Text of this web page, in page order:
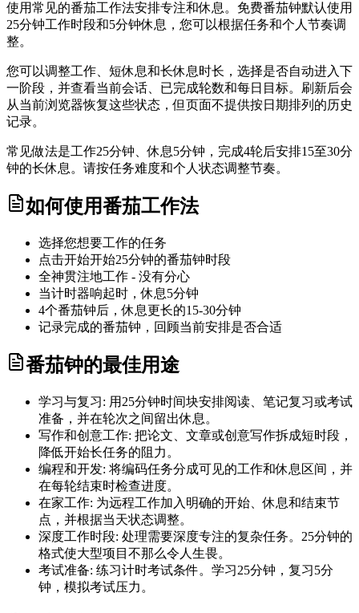
使用常见的番茄工作法安排专注和休息。免费番茄钟默认使用
25分钟工作时段和5分钟休息，您可以根据任务和个人节奏调
整。
您可以调整工作、短休息和长休息时长，选择是否自动进入下
一阶段，并查看当前会话、已完成轮数和每日目标。刷新后会
从当前浏览器恢复这些状态，但页面不提供按日期排列的历史
记录。
常见做法是工作25分钟、休息5分钟，完成4轮后安排15至30分
钟的长休息。请按任务难度和个人状态调整节奏。
如何使用番茄工作法
选择您想要工作的任务
点击开始开始25分钟的番茄钟时段
全神贯注地工作 - 没有分心
当计时器响起时，休息5分钟
4个番茄钟后，休息更长的15-30分钟
记录完成的番茄钟，回顾当前安排是否合适
番茄钟的最佳用途
学习与复习: 用25分钟时间块安排阅读、笔记复习或考试
准备，并在轮次之间留出休息。
写作和创意工作: 把论文、文章或创意写作拆成短时段，
降低开始长任务的阻力。
编程和开发: 将编码任务分成可见的工作和休息区间，并
在每轮结束时检查进度。
在家工作: 为远程工作加入明确的开始、休息和结束节
点，并根据当天状态调整。
深度工作时段: 处理需要深度专注的复杂任务。25分钟的
格式使大型项目不那么令人生畏。
考试准备: 练习计时考试条件。学习25分钟，复习5分
钟，模拟考试压力。